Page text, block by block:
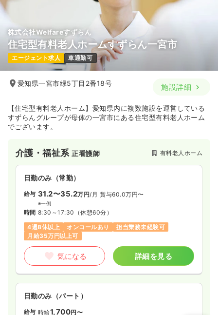
詳細を見る
内視鏡正看護師
日勤のみ（常勤） 一時募集休止
給与 23.8万円〜 /月 賞与3ヶ月
時間 8:30～17:15
日祝休み
年間休日122日 4週8休以上
オンコールあり
月給23万円以上可
気になる 詳細を見る
救急外来 正看護師
2交代（常勤）
給与 34.9万円〜/月 賞与3ヶ月
※経験5年の例
時間 8:00～17:15（休憩45分）
年間休日122日
4週8休以上 月給34万円以上可
気になる 詳細を見る
株式会社Welfareすずらん
住宅型有料老人ホームすずらん一宮市
エージェント求人 車通勤可
愛知県一宮市緑5丁目2番18号 施設詳細
【住宅型有料老人ホーム】愛知県内に複数施設を運営している
すずらんグループが母体の一宮市にある住宅型有料老人ホーム
でございます。
介護・福祉系正看護師 有料老人ホーム
日勤のみ（常勤）
給与 31.2〜35.2万円/月 賞与60.0万円〜
※一例
時間 8:30～17:30 （休憩60分）
4週8休以上
オンコールあり
担当業務未経験可
月給35万円以上可
気になる 詳細を見る
日勤のみ（パート）
給与 時給1,700円〜